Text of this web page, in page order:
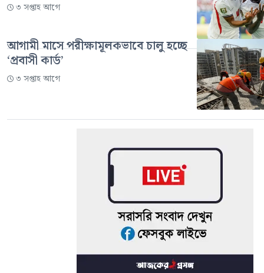
৩ সপ্তাহ আগে
আগামী মাসে পরীক্ষামূলকভাবে চালু হচ্ছে
‘প্রবাসী কার্ড’
৩ সপ্তাহ আগে